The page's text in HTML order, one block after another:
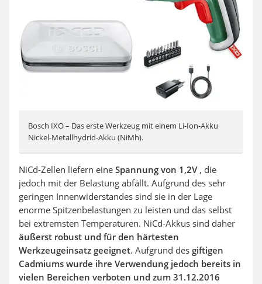
Bosch IXO – Das erste Werkzeug mit einem Li-Ion-Akku
Nickel-Metallhydrid-Akku (NiMh).
NiCd-Zellen liefern eine Spannung von 1,2V, die
jedoch mit der Belastung abfällt. Aufgrund des sehr
geringen Innenwiderstandes sind sie in der Lage
enorme Spitzenbelastungen zu leisten und das selbst
bei extremsten Temperaturen. NiCd-Akkus sind daher
äußerst robust und für den härtesten
Werkzeugeinsatz geeignet. Aufgrund des giftigen
Cadmiums wurde ihre Verwendung jedoch bereits in
vielen Bereichen verboten und zum 31.12.2016